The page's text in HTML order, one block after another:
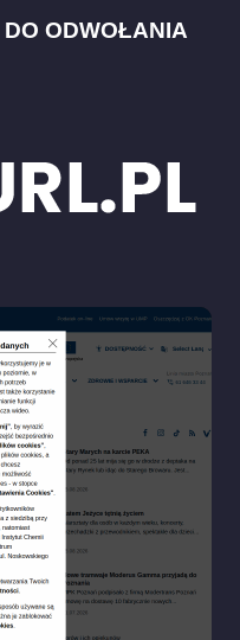
ODWOŁANIA